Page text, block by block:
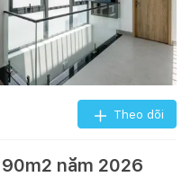
Theo dõi
năm 2026